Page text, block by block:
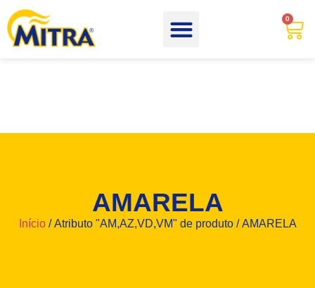
0
AMARELA
Início/ Atributo "AM,AZ,VD,VM" de produto / AMARELA